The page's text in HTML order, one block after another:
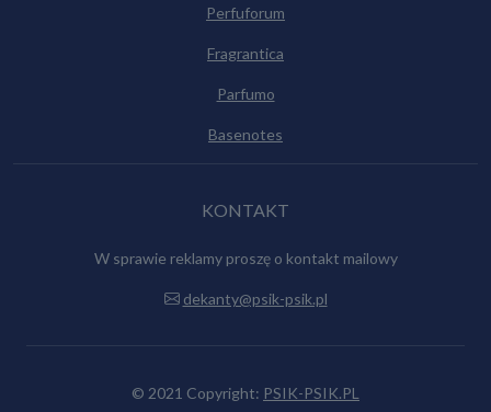
Perfuforum
Fragrantica
Parfumo
Basenotes
KONTAKT
W sprawie reklamy proszę o kontakt mailowy
dekanty@psik-psik.pl
© 2021 Copyright: PSIK-PSIK.PL